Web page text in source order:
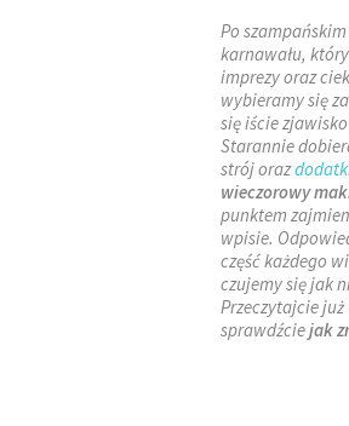
Po
karnawału,
imprezy oraz
wybieramy się
się iście
Starannie
strój oraz
wieczorowy
punktem
wpisie.
część każdego
czujemy się jak
Przeczytajcie
sprawdźciejak